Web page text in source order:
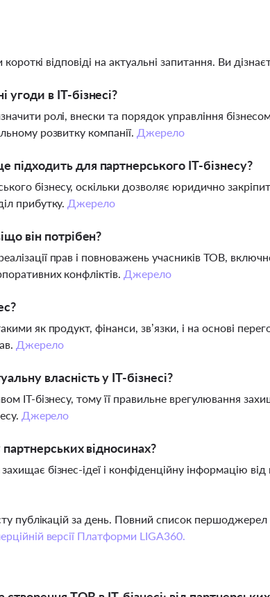
відповіді на актуальні запитання. Ви
в ІТ-бізнесі?
ролі, внески та порядок управління
розвитку компанії. Джерело
для партнерського ІТ-бізнесу?
бізнесу, оскільки дозволяє юридично
прибутку. Джерело
він потрібен?
прав і повноважень учасників ТОВ,
конфліктів. Джерело
як продукт, фінанси, зв’язки, і на основі
Джерело
власність у ІТ-бізнесі?
ІТ-бізнесу, тому її правильне врегулювання
Джерело
відносинах?
бізнес-ідеї і конфіденційну інформацію від
публікацій за день. Повний список
версії Платформи LIGA360.